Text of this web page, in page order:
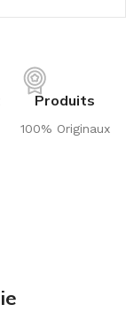
Produits
100% Originaux